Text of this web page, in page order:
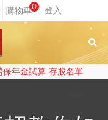
0
保年金試算 存股名單